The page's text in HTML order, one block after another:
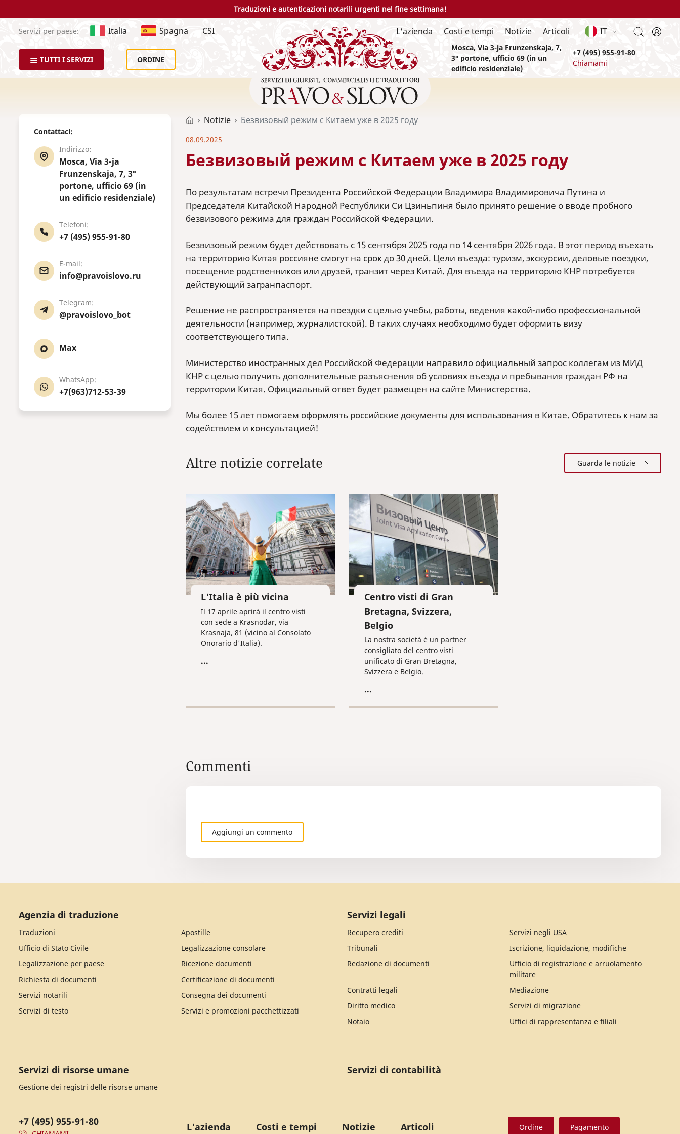
Traduzioni e autenticazioni notarili urgenti nel fine settimana!
Servizi per paese: Italia Spagna CSI
TUTTI I SERVIZI ORDINE
L'azienda Costi e tempi Notizie Articoli IT
Mosca, Via 3-ja Frunzenskaja, 7,
3° portone, ufficio 69 (in un
edificio residenziale)
+7 (495) 955-91-80
Chiamami
Contattaci:
Indirizzo:
Mosca, Via 3-ja
Frunzenskaja, 7, 3°
portone, ufficio 69 (in
un edificio residenziale)
Telefoni:
+7 (495) 955-91-80
E-mail:
info@pravoislovo.ru
Telegram:
@pravoislovo_bot
Max
WhatsApp:
+7(963)712-53-39
Notizie Безвизовый режим с Китаем уже в 2025 году
08.09.2025
Безвизовый режим с Китаем уже в 2025 году
По результатам встречи Президента Российской Федерации Владимира Владимировича Путина и
Председателя Китайской Народной Республики Си Цзиньпиня было принято решение о вводе пробного
безвизового режима для граждан Российской Федерации.
Безвизовый режим будет действовать с 15 сентября 2025 года по 14 сентября 2026 года. В этот период въехать
на территорию Китая россияне смогут на срок до 30 дней. Цели въезда: туризм, экскурсии, деловые поездки,
посещение родственников или друзей, транзит через Китай. Для въезда на территорию КНР потребуется
действующий загранпаспорт.
Решение не распространяется на поездки с целью учебы, работы, ведения какой-либо профессиональной
деятельности (например, журналистской). В таких случаях необходимо будет оформить визу
соответствующего типа.
Министерство иностранных дел Российской Федерации направило официальный запрос коллегам из МИД
КНР с целью получить дополнительные разъяснения об условиях въезда и пребывания граждан РФ на
территории Китая. Официальный ответ будет размещен на сайте Министерства.
Мы более 15 лет помогаем оформлять российские документы для использования в Китае. Обратитесь к нам за
содействием и консультацией!
Altre notizie correlate Guarda le notizie
L'Italia è più vicina
Il 17 aprile aprirà il centro visti
con sede a Krasnodar, via
Krasnaja, 81 (vicino al Consolato
Onorario d'Italia).
...
Centro visti di Gran
Bretagna, Svizzera,
Belgio
La nostra società è un partner
consigliato del centro visti
unificato di Gran Bretagna,
Svizzera e Belgio.
...
Commenti
Aggiungi un commento
Agenzia di traduzione
Traduzioni
Apostille
Ufficio di Stato Civile
Legalizzazione consolare
Legalizzazione per paese
Ricezione documenti
Richiesta di documenti
Certificazione di documenti
Servizi notarili
Consegna dei documenti
Servizi di testo
Servizi e promozioni pacchettizzati
Servizi legali
Recupero crediti
Servizi negli USA
Tribunali
Iscrizione, liquidazione, modifiche
Redazione di documenti
Ufficio di registrazione e arruolamento
militare
Contratti legali
Mediazione
Diritto medico
Servizi di migrazione
Notaio
Uffici di rappresentanza e filiali
Servizi di risorse umane
Gestione dei registri delle risorse umane
Servizi di contabilità
+7 (495) 955-91-80 L'azienda Costi e tempi Notizie Articoli Ordine Pagamento